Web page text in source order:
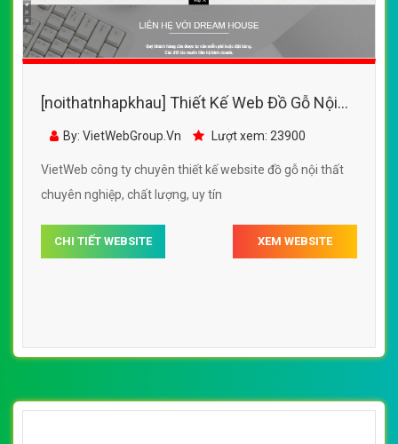
[noithatnhapkhau] Thiết Kế Web Đồ Gỗ Nội
Thất Dream đẹp, chuyên nghiệp chuẩn SEO
By: VietWebGroup.Vn Lượt xem: 23900
VietWeb công ty chuyên thiết kế website đồ gỗ nội thất
chuyên nghiệp, chất lượng, uy tín
CHI TIẾT WEBSITE XEM WEBSITE